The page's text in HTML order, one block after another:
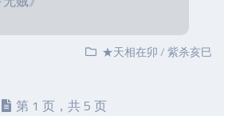
★天相在卯/紫杀亥巳
第 1 页，共 5 页